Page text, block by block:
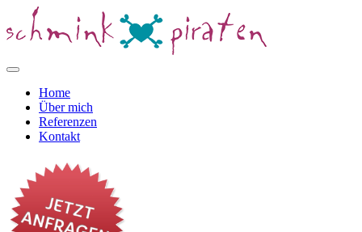
Home
Über mich
Referenzen
Kontakt